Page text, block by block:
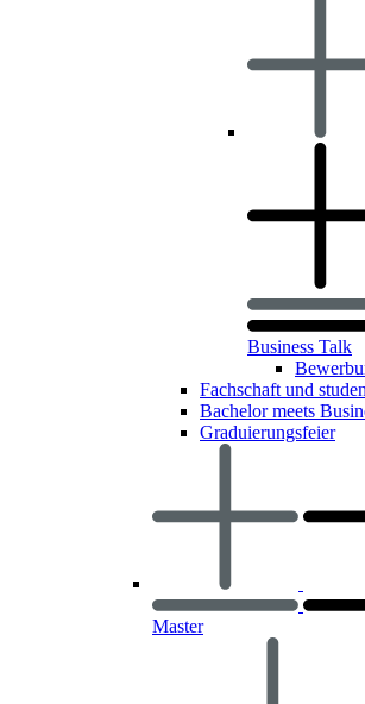
Business Talk
Fachschaft und
Bachelor meets
Graduierungsfeier
Master